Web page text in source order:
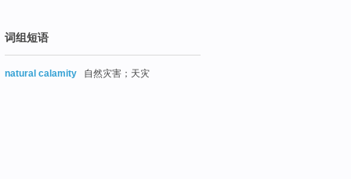
词组短语
natural calamity 自然灾害；天灾